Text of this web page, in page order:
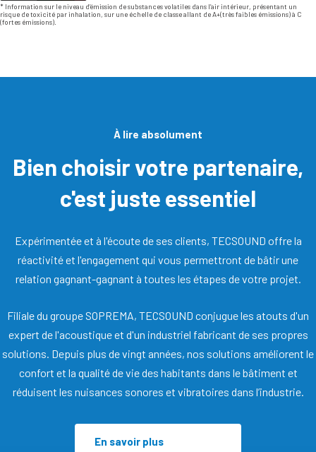
* Information sur le niveau d’émission de substances volatiles dans l’air intérieur, présentant un
risque de toxicité par inhalation, sur une échelle de classe allant de A+(très faibles émissions) à C
(fortes émissions).
À lire absolument
Bien choisir votre partenaire,
c'est juste essentiel
Expérimentée et à l'écoute de ses clients, TECSOUND offre la
réactivité et l'engagement qui vous permettront de bâtir une
relation gagnant-gagnant à toutes les étapes de votre projet.
Filiale du groupe SOPREMA, TECSOUND conjugue les atouts d'un
expert de l'acoustique et d'un industriel fabricant de ses propres
solutions. Depuis plus de vingt années, nos solutions améliorent le
confort et la qualité de vie des habitants dans le bâtiment et
réduisent les nuisances sonores et vibratoires dans l’industrie.
En savoir plus